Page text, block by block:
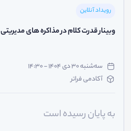
رویداد آنلاین
وبینار قدرت کلام در مذاکره های مدیریتی
سه‌شنبه ۳۰ دی ۱۴۰۴ - ۱۴:۳۰
آکادمی فراتر
به پایان رسیده است